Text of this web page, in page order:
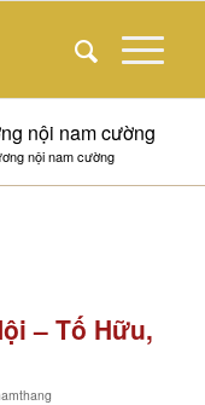
nội nam cường
nội nam cường
– Tố Hữu,